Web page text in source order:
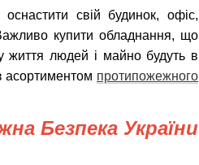
свій будинок, офіс,
купити обладнання, що
життя людей і майно будуть в
асортиментом протипожежного
Безпека України